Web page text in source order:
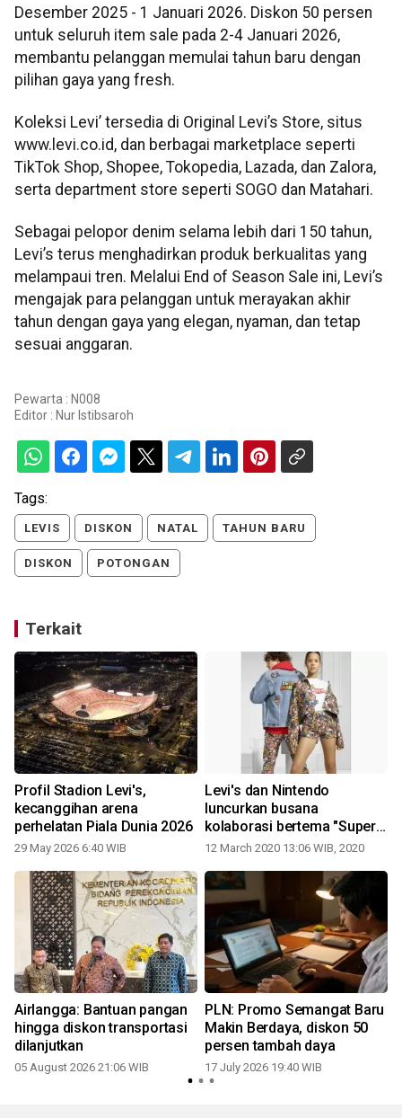
Desember 2025 - 1 Januari 2026. Diskon 50 persen
untuk seluruh item sale pada 2-4 Januari 2026,
membantu pelanggan memulai tahun baru dengan
pilihan gaya yang fresh.
Koleksi Levi’ tersedia di Original Levi’s Store, situs
www.levi.co.id, dan berbagai marketplace seperti
TikTok Shop, Shopee, Tokopedia, Lazada, dan Zalora,
serta department store seperti SOGO dan Matahari.
Sebagai pelopor denim selama lebih dari 150 tahun,
Levi’s terus menghadirkan produk berkualitas yang
melampaui tren. Melalui End of Season Sale ini, Levi’s
mengajak para pelanggan untuk merayakan akhir
tahun dengan gaya yang elegan, nyaman, dan tetap
sesuai anggaran.
Pewarta : N008
Editor : Nur Istibsaroh
Tags:
LEVIS DISKON NATAL TAHUN BARU
DISKON POTONGAN
Terkait
Profil Stadion Levi's,
kecanggihan arena
perhelatan Piala Dunia 2026
29 May 2026 6:40 WIB
Levi's dan Nintendo
luncurkan busana
kolaborasi bertema "Super
Mario"
12 March 2020 13:06 WIB, 2020
Airlangga: Bantuan pangan
hingga diskon transportasi
dilanjutkan
05 August 2026 21:06 WIB
PLN: Promo Semangat Baru
Makin Berdaya, diskon 50
persen tambah daya
17 July 2026 19:40 WIB